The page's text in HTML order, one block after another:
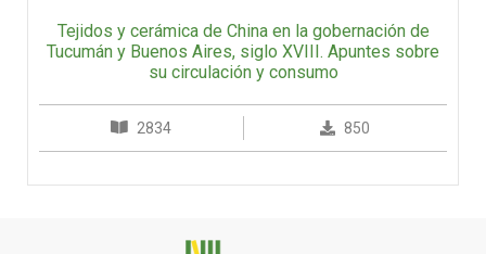
Tejidos y cerámica de China en la gobernación de
Tucumán y Buenos Aires, siglo XVIII. Apuntes sobre
su circulación y consumo
2834 850